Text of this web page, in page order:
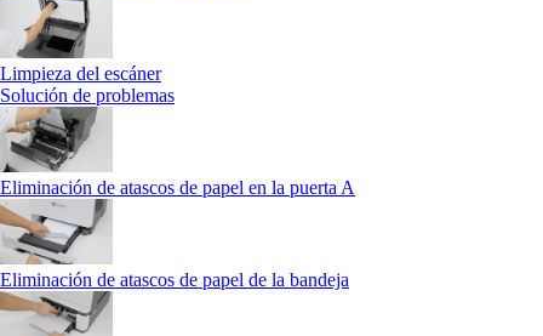
Limpieza del escáner
Solución de problemas
Eliminación de atascos de papel en la puerta A
Eliminación de atascos de papel de la bandeja